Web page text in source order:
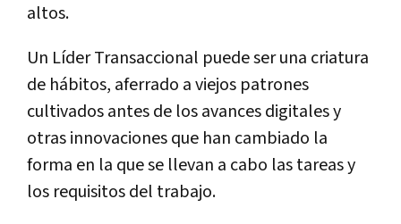
altos.
Un Líder Transaccional puede ser una criatura
de hábitos, aferrado a viejos patrones
cultivados antes de los avances digitales y
otras innovaciones que han cambiado la
forma en la que se llevan a cabo las tareas y
los requisitos del trabajo.